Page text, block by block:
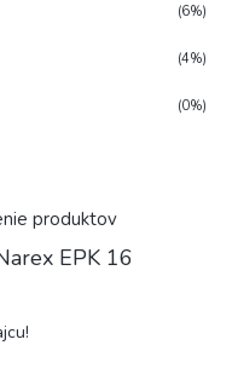
(6%)
(4%)
(0%)
produktov
EPK 16
je 5 z 5 hviezdičiek.